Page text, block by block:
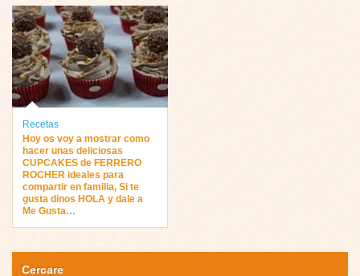
Recetas
Hoy os voy a mostrar como
hacer unas deliciosas
CUPCAKES de FERRERO
ROCHER ideales para
compartir en familia, Si te
gusta dinos HOLA y dale a
Me Gusta…
Cercare